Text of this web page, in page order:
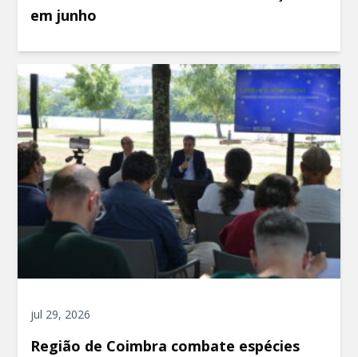
em junho
jul 29, 2026
Região de Coimbra combate espécies